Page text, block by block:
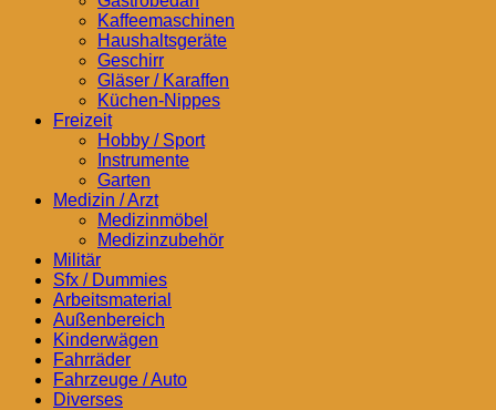
Kaffeemaschinen
Haushaltsgeräte
Geschirr
Gläser / Karaffen
Küchen-Nippes
Freizeit
Hobby / Sport
Instrumente
Garten
Medizin / Arzt
Medizinmöbel
Medizinzubehör
Militär
Sfx / Dummies
Arbeitsmaterial
Außenbereich
Kinderwägen
Fahrräder
Fahrzeuge / Auto
Diverses